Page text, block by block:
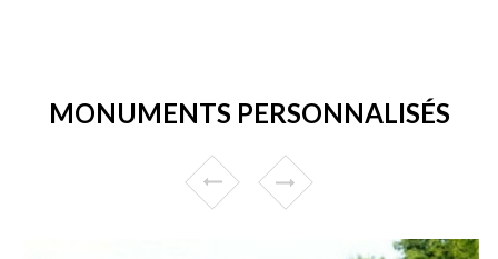
MONUMENTS PERSONNALISÉS